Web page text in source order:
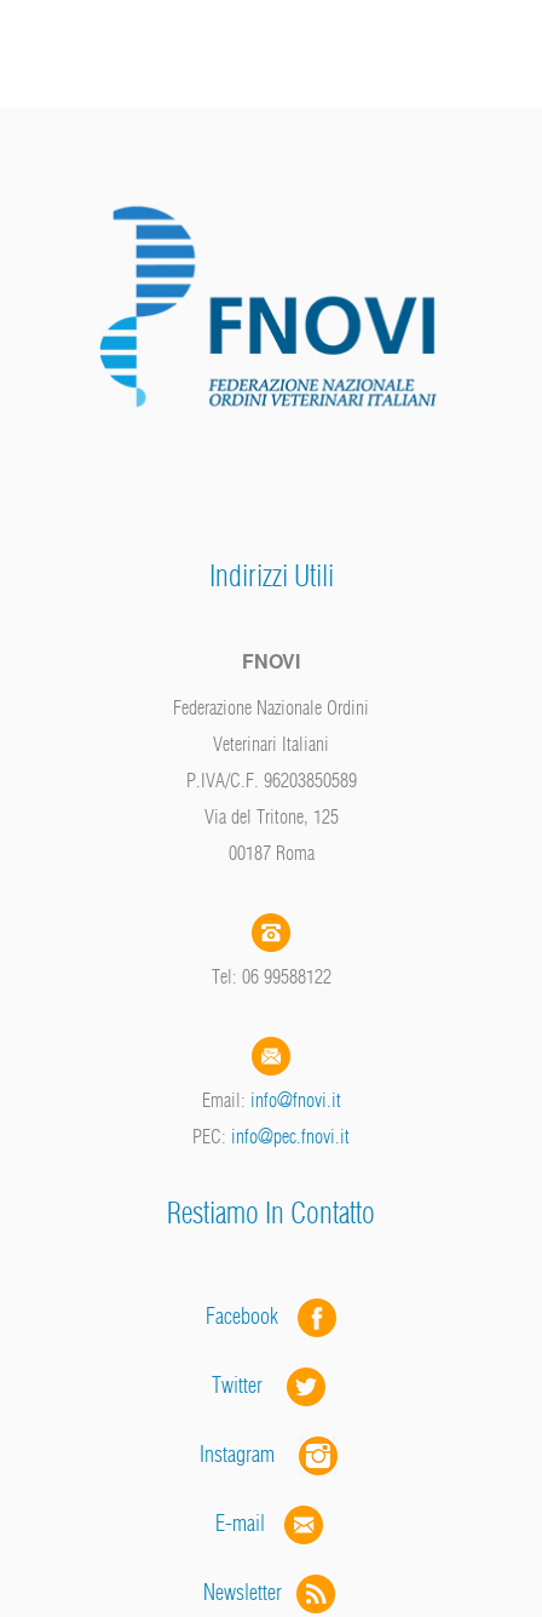
Indirizzi Utili
FNOVI
Federazione Nazionale Ordini
Veterinari Italiani
P.IVA/C.F. 96203850589
Via del Tritone, 125
00187 Roma
Tel: 06 99588122
Email: info@fnovi.it
PEC: info@pec.fnovi.it
Restiamo In Contatto
Facebook
Twitter
Instagram
E-mail
Newsletter